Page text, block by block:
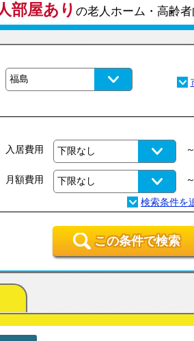
部屋あり の老人ホーム・高齢
入居費用
月額費用
この条件で検索